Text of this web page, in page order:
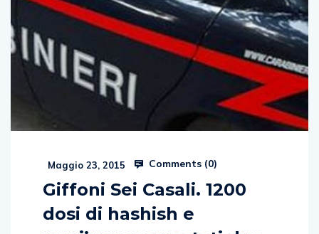
Maggio 23, 2015 Comments (0)
Giffoni Sei Casali. 1200
dosi di hashish e